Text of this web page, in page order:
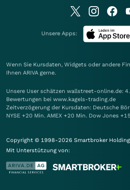
Unsere Apps:
Wenn Sie Kursdaten, Widgets oder andere
Ihnen ARIVA gerne.
Unsere User schätzen wallstreet-online.de:
Bewertungen bei www.kagels-trading.de
Zeitverzögerung der Kursdaten: Deutsche
NYSE +20 Min. AMEX +20 Min. Dow Jones
Copyright © 1998-2026 Smartbroker
Mit Unterstützung von: